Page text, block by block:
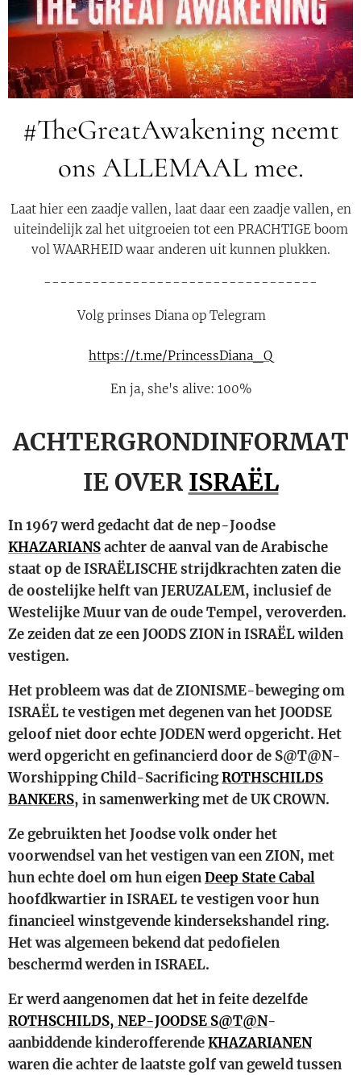
#TheGreatAwakening neemt
ons ALLEMAAL mee.
Laat hier een zaadje vallen, laat daar een zaadje vallen, en
uiteindelijk zal het uitgroeien tot een PRACHTIGE boom
vol WAARHEID waar anderen uit kunnen plukken.
----------------------------------
Volg prinses Diana op Telegram ⬇️
https://t.me/PrincessDiana_Q
En ja, she's alive: 100%
ACHTERGRONDINFORMAT
IE OVER ISRAËL
In 1967 werd gedacht dat de nep-Joodse
KHAZARIANSachter de aanval van de Arabische
staat op de ISRAËLISCHE strijdkrachten zaten die
de oostelijke helft van JERUZALEM, inclusief de
Westelijke Muur van de oude Tempel, veroverden.
Ze zeiden dat ze een JOODS ZION in ISRAËL wilden
vestigen.
Het probleem was dat de ZIONISME-beweging om
ISRAËL te vestigen met degenen van het JOODSE
geloof niet door echte JODEN werd opgericht. Het
werd opgericht en gefinancierd door de S@T@N-
Worshipping Child-SacrificingROTHSCHILDS
BANKERS, in samenwerking met de UK CROWN.
Ze gebruikten het Joodse volk onder het
voorwendsel van het vestigen van een ZION, met
hun echte doel om hun eigenDeep State Cabal
hoofdkwartier in ISRAEL te vestigen voor hun
financieel winstgevende kindersekshandel ring.
Het was algemeen bekend dat pedofielen
beschermd werden in ISRAEL.
Er werd aangenomen dat het in feite dezelfde
ROTHSCHILDS, NEP-JOODSE S@T@N-
aanbiddende kinderofferendeKHAZARIANEN
waren die achter de laatste golf van geweld tussen